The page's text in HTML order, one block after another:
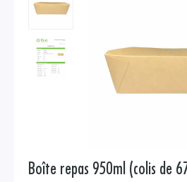
Boîte repas 950ml (colis de